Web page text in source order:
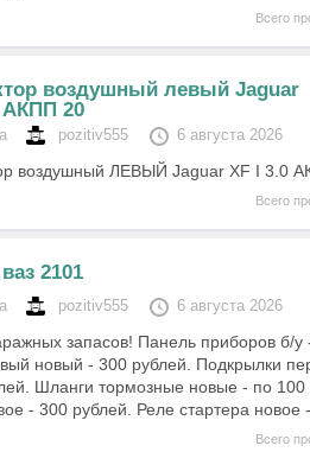
Всего
воздушный левый Jaguar
АКПП 20
pozitiv555 6 августа 2026
воздушный ЛЕВЫЙ Jaguar XF I 3.0
Всего
2101
pozitiv555 6 августа 2026
запасов! Панель приборов б/у
новый - 300 рублей. Подкрылки
Шланги тормозные новые - по 100
- 300 рублей. Реле стартера
Всего